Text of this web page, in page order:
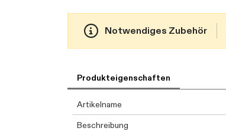
Notwendiges Zubehör
Produkteigenschaften
Artikelname
Beschreibung